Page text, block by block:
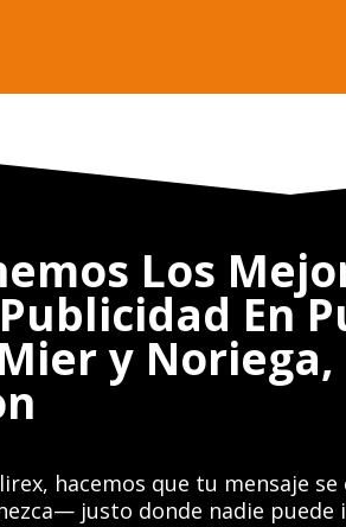
Los
En
y
hacemos que tu mensaje
justo donde nadie puede